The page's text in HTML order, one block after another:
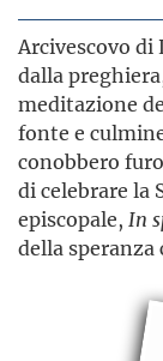
Arcivescovo
dalla
meditazione
fonte e
conobbero
di celebrare la
episcopale, In
della speranza